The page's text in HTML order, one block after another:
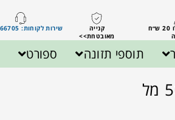
הירשמו וקבלו 20 ש״ח
קנייה
מאובטחת>>
שירות לקוחות: 054-7766705
תוספי תזונה ספורט